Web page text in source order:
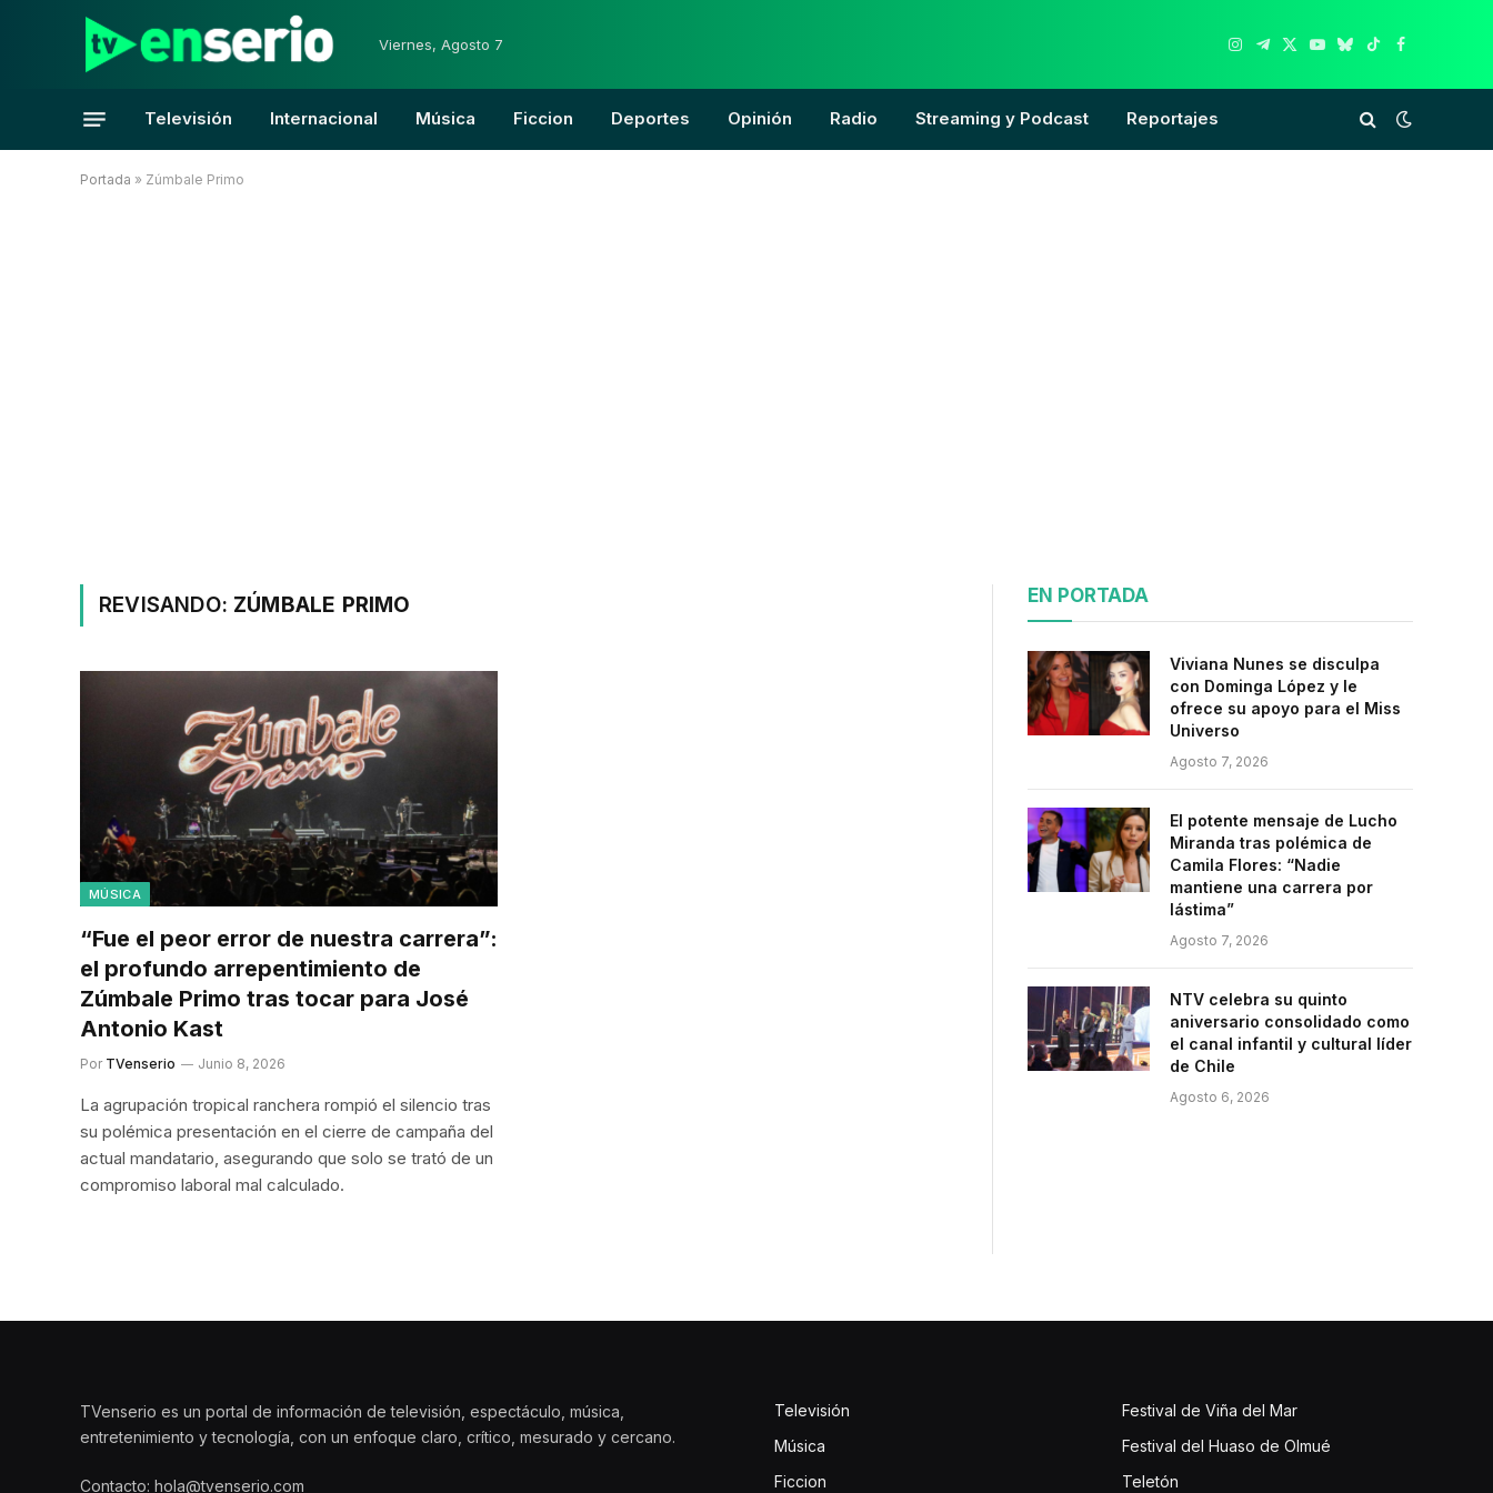
Viernes, Agosto 7
Instagram
Telegram
X
YouTube
Bluesky
TikTokFacebook
Televisión Internacional Música Ficcion Deportes Opinión Radio Streaming y Podcast Reportajes
Portada » Zúmbale Primo
REVISANDO: ZÚMBALE PRIMO
MÚSICA
“Fue el peor error de nuestra carrera”:
el profundo arrepentimiento de
Zúmbale Primo tras tocar para José
Antonio Kast
Por TVenserio Junio 8, 2026
La agrupación tropical ranchera rompió el silencio tras
su polémica presentación en el cierre de campaña del
actual mandatario, asegurando que solo se trató de un
compromiso laboral mal calculado.
EN PORTADA
Viviana Nunes se disculpa
con Dominga López y le
ofrece su apoyo para el Miss
Universo
Agosto 7, 2026
El potente mensaje de Lucho
Miranda tras polémica de
Camila Flores: “Nadie
mantiene una carrera por
lástima”
Agosto 7, 2026
NTV celebra su quinto
aniversario consolidado como
el canal infantil y cultural líder
de Chile
Agosto 6, 2026
TVenserio es un portal de información de televisión, espectáculo, música,
entretenimiento y tecnología, con un enfoque claro, crítico, mesurado y cercano.
Contacto: hola@tvenserio.com
Televisión
Música
Ficcion
Festival de Viña del Mar
Festival del Huaso de Olmué
Teletón